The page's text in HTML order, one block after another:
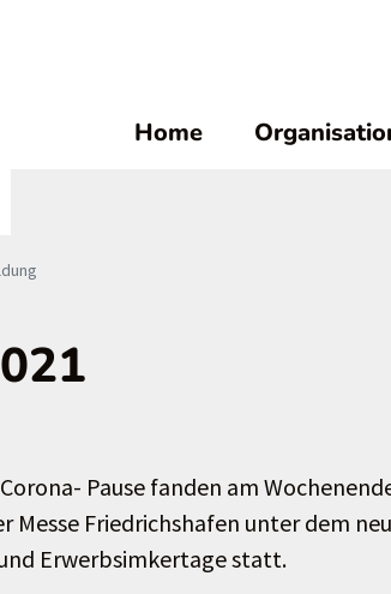
Home
Pause fanden am
Messe Friedrichshafen unter dem
Erwerbsimkertage statt.